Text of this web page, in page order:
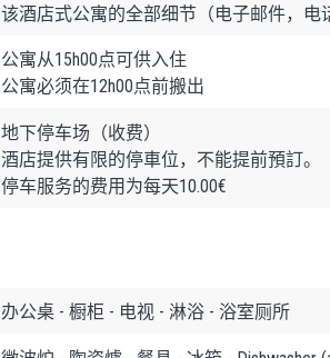
该酒店式公寓的全部细节（电子邮件，电
公寓从15h00点可供入住
公寓必须在12h00点前搬出
地下停车场（收费）
酒店提供有限的停車位，不能提前預訂。
停车服务的费用为每天10.00€
办公桌 - 橱柜 - 电视 - 淋浴 - 浴室厕所